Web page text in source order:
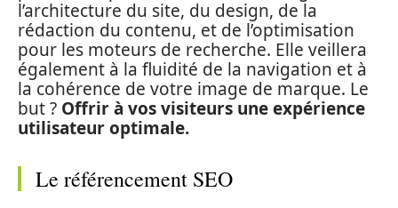
l’architecture du site, du design, de la
rédaction du contenu, et de l’optimisation
pour les moteurs de recherche. Elle veillera
également à la fluidité de la navigation et à
la cohérence de votre image de marque. Le
but ? Offrir à vos visiteurs une expérience
utilisateur optimale.
Le référencement SEO